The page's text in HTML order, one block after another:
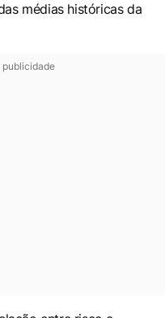
médias históricas da
publicidade